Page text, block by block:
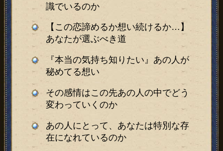
識でいるのか
【この恋諦めるか想い続けるか…】
あなたが選ぶべき道
『本当の気持ち知りたい』あの人が
秘めてる想い
その感情はこの先あの人の中でどう
変わっていくのか
あの人にとって、あなたは特別な存
在になれているのか